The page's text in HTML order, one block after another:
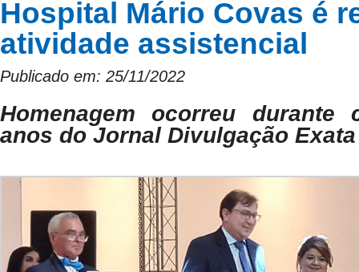
Hospital Mário Covas é
atividade assistencial
Publicado em: 25/11/2022
Homenagem ocorreu durante
anos do Jornal Divulgação Exata